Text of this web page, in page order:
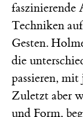
faszinierende
Techniken
Gesten.
die
passieren,
Zuletzt aber
und Form,